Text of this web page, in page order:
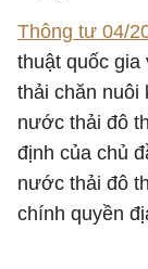
Thông tư 04/
thuật quốc
thải chăn nuôi
nước thải đô
định của chủ
nước thải đô
chính quyền